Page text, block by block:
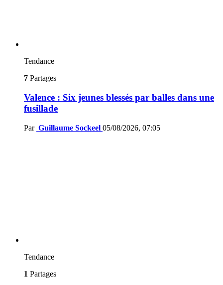
Tendance
7 Partages
Valence : Six jeunes blessés par balles dans une
fusillade
Par Guillaume Sockeel 05/08/2026, 07:05
Tendance
1 Partages